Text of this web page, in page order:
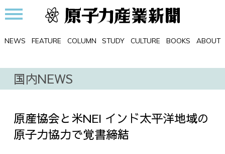
NEWS FEATURE COLUMN STUDY CULTURE BOOKS ABOUT
国内NEWS
原産協会と米NEI インド太平洋地域の
原子力協力で覚書締結